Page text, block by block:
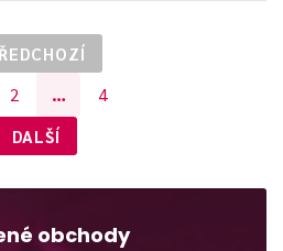
2 … 4
DALŠÍ
obchody